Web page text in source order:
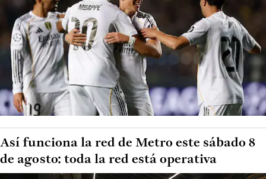
Así funciona la red de Metro este sábado 8
de agosto: toda la red está operativa